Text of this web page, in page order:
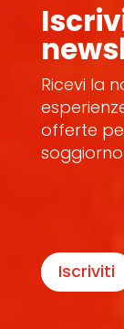
Ricevi la
offerte
Iscriviti